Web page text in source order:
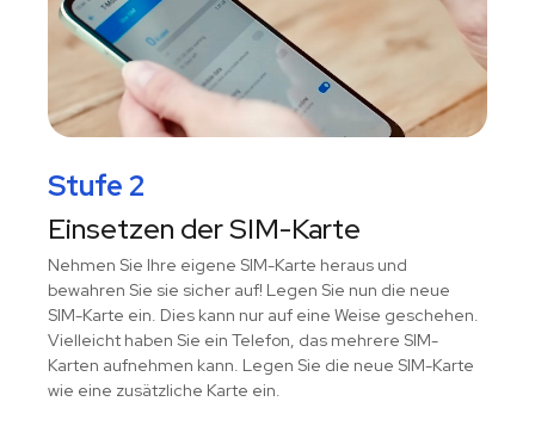
Stufe 2
Einsetzen der SIM-Karte
Nehmen Sie Ihre eigene SIM-Karte heraus und
bewahren Sie sie sicher auf! Legen Sie nun die neue
SIM-Karte ein. Dies kann nur auf eine Weise geschehen.
Vielleicht haben Sie ein Telefon, das mehrere SIM-
Karten aufnehmen kann. Legen Sie die neue SIM-Karte
wie eine zusätzliche Karte ein.